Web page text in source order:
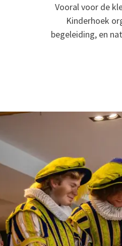
Vooral voor de
Kinderhoek
begeleiding, en